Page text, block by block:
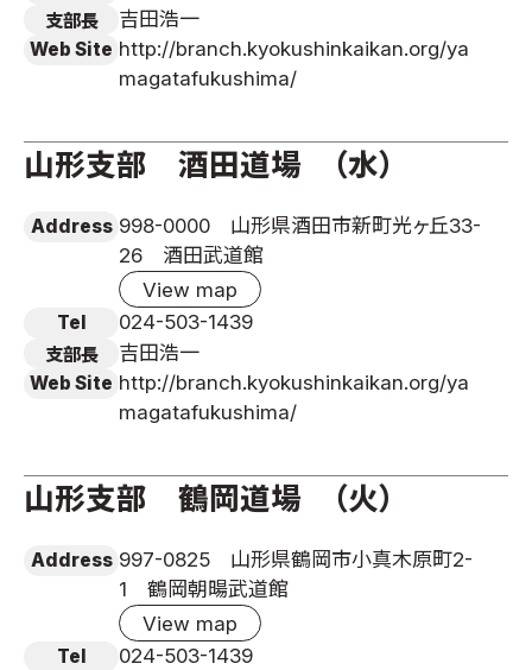
支部長 吉田浩一
Web Site http://branch.kyokushinkaikan.org/ya
magatafukushima/
山形支部 酒田道場 （水）
Address 998-0000 山形県酒田市新町光ヶ丘33-
26 酒田武道館
View map
Tel 024-503-1439
支部長 吉田浩一
Web Site http://branch.kyokushinkaikan.org/ya
magatafukushima/
山形支部 鶴岡道場 （火）
Address 997-0825 山形県鶴岡市小真木原町2-
1 鶴岡朝暘武道館
View map
Tel 024-503-1439